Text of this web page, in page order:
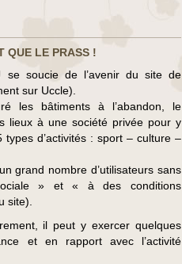
QUE LE PRASS !
se soucie de l’avenir du site de
sur Uccle).
les bâtiments à l’abandon, le
lieux à une société privée pour y
d’activités : sport – culture –
grand nombre d’utilisateurs sans
» et « à des conditions
site).
il peut y exercer quelques
et en rapport avec l’activité